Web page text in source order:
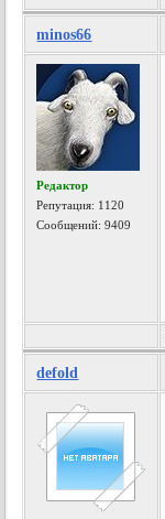
minos66
Редактор
Репутация: 1120
Сообщений: 9409
defold